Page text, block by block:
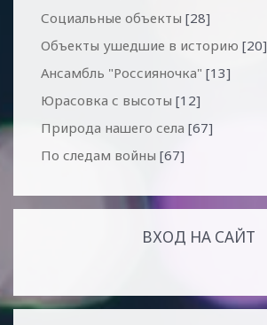
Социальные объекты [28]
Объекты ушедшие в историю [20]
Ансамбль "Россияночка" [13]
Юрасовка с высоты [12]
Природа нашего села [67]
По следам войны [67]
ВХОД НА САЙТ